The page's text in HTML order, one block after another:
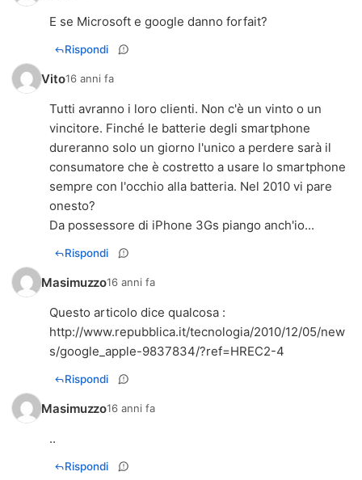
E se Microsoft e google danno forfait?
Rispondi
Vito16 anni fa
Tutti avranno i loro clienti. Non c'è un vinto o un
vincitore. Finché le batterie degli smartphone
dureranno solo un giorno l'unico a perdere sarà il
consumatore che è costretto a usare lo smartphone
sempre con l'occhio alla batteria. Nel 2010 vi pare
onesto?
Da possessore di iPhone 3Gs piango anch'io...
Rispondi
Masimuzzo16 anni fa
http://www.repubblica.it/tecnologia/2010/12/05/new
s/google_apple-9837834/?ref=HREC2-4
Rispondi
Masimuzzo16 anni fa
..
Rispondi